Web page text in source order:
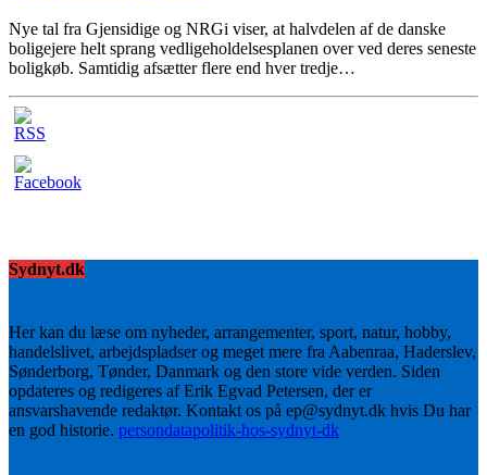
Nye tal fra Gjensidige og NRGi viser, at halvdelen af de danske
boligejere helt sprang vedligeholdelsesplanen over ved deres seneste
boligkøb. Samtidig afsætter flere end hver tredje…
Sydnyt.dk
Her kan du læse om nyheder, arrangementer, sport, natur, hobby,
handelslivet, arbejdspladser og meget mere fra Aabenraa, Haderslev,
Sønderborg, Tønder, Danmark og den store vide verden. Siden
opdateres og redigeres af Erik Egvad Petersen, der er
ansvarshavende redaktør. Kontakt os på ep@sydnyt.dk hvis Du har
en god historie. persondatapolitik-hos-sydnyt-dk